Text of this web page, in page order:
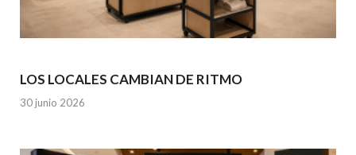
LOS LOCALES CAMBIAN DE RITMO
30 junio 2026